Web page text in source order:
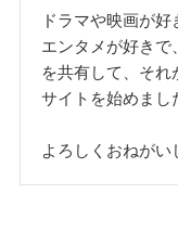
ドラマや映画が好
エンタメが好きで
を共有して、そ
サイトを始めまし
よろしくおねがい